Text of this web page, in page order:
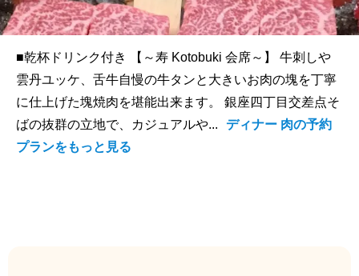
■乾杯ドリンク付き 【～寿 Kotobuki 会席～】 牛刺しや
雲丹ユッケ、舌牛自慢の牛タンと大きいお肉の塊を丁寧
に仕上げた塊焼肉を堪能出来ます。 銀座四丁目交差点そ
ばの抜群の立地で、カジュアルや...
ディナー 肉の予約
プランをもっと見る